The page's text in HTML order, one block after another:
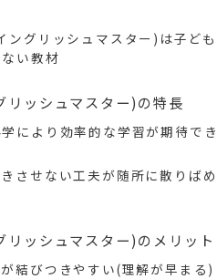
グリッシュマスター)は子ども
い教材
ッシュマスター)の特長
により効率的な学習が期待でき
させない工夫が随所に散りばめ
ッシュマスター)のメリット
結びつきやすい(理解が早まる)